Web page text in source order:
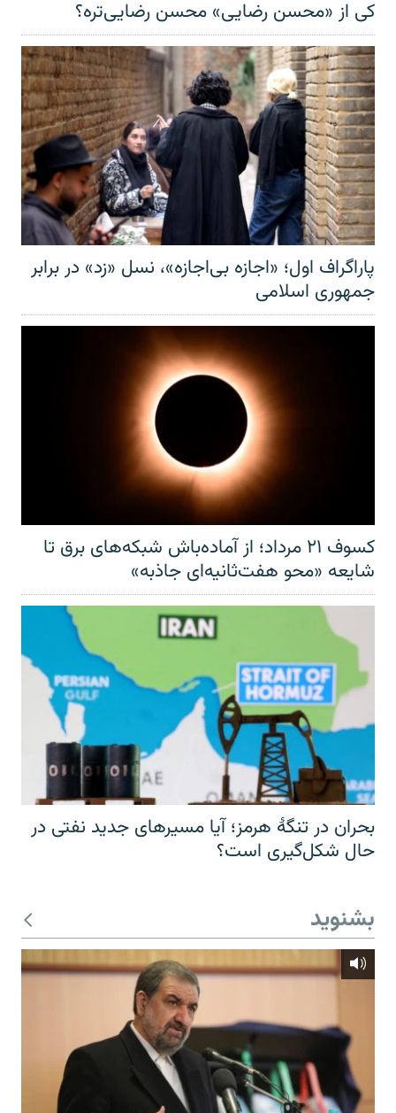
کی از «محسن رضایی» محسن رضایی‌تره؟
پاراگراف اول؛ «اجازه بی‌اجازه»، نسل «زد» در برابر
جمهوری اسلامی
کسوف ۲۱ مرداد؛ از آماده‌باش شبکه‌های برق تا
شایعه «محو هفت‌ثانیه‌ای جاذبه»
بحران در تنگهٔ هرمز؛ آیا مسیرهای جدید نفتی در
حال شکل‌گیری است؟
بشنوید